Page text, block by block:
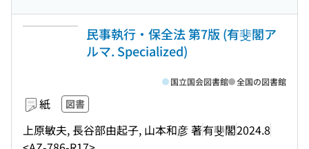
民事執行・保全法 第7版 (有斐閣ア
ルマ. Specialized)
紙 図書
上原敏夫, 長谷部由起子, 山本和彦 著有斐閣2024.8
国立国会図書館 全国の図書館